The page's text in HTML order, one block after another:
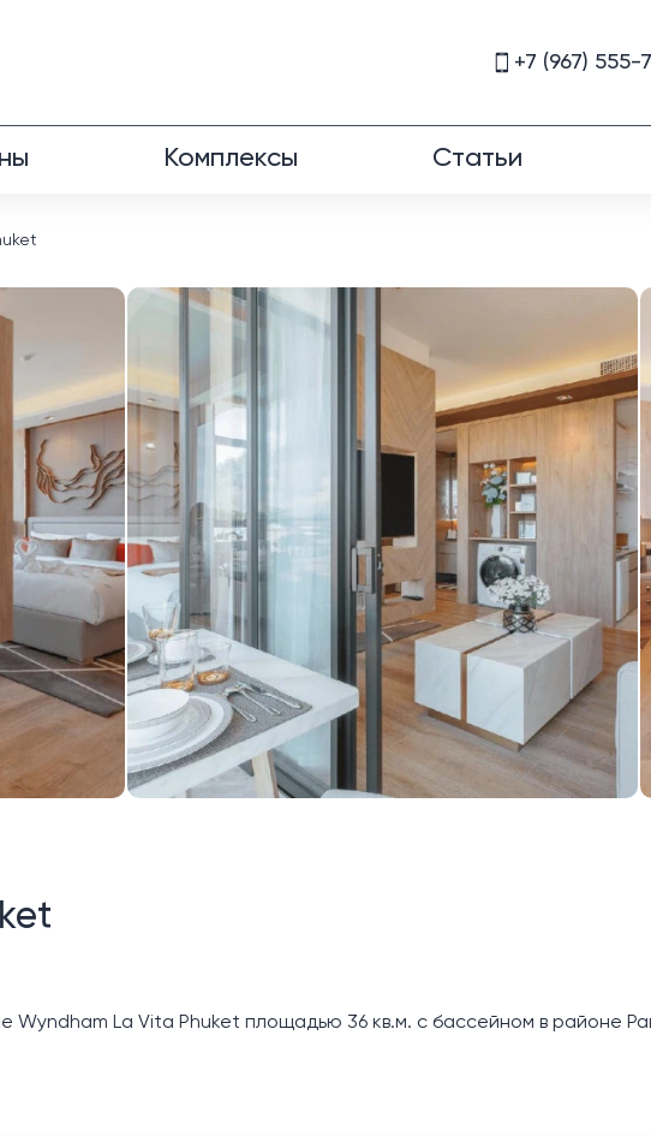
+7 (967) 555-
Комплексы Статьи
Wyndham La Vita Phuket площадью 36 кв.м. с бассейном в районе